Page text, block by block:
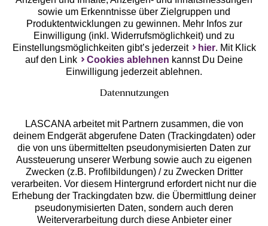
Unsere Apps
Services
Beratung
Über uns
sowie um Erkenntnisse über Zielgruppen und
Produktentwicklungen zu gewinnen. Mehr Infos zur
Einwilligung (inkl. Widerrufsmöglichkeit) und zu
Einstellungsmöglichkeiten gibt’s jederzeit
hier. Mit Klick
auf den Link
Cookies ablehnen kannst Du Deine
Einwilligung jederzeit ablehnen.
Datennutzungen
LASCANA arbeitet mit Partnern zusammen, die von
deinem Endgerät abgerufene Daten (Trackingdaten) oder
die von uns übermittelten pseudonymisierten Daten zur
Aussteuerung unserer Werbung sowie auch zu eigenen
Zwecken (z.B. Profilbildungen) / zu Zwecken Dritter
verarbeiten. Vor diesem Hintergrund erfordert nicht nur die
Erhebung der Trackingdaten bzw. die Übermittlung deiner
pseudonymisierten Daten, sondern auch deren
Weiterverarbeitung durch diese Anbieter einer